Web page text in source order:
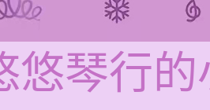
悠琴行